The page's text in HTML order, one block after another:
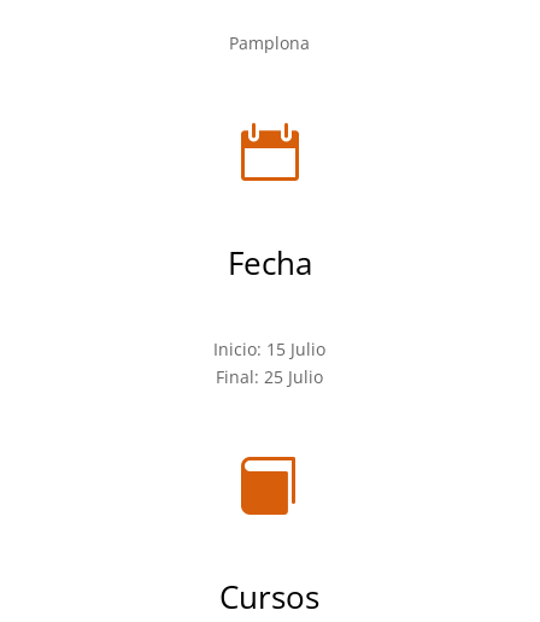
Pamplona

Fecha
Inicio: 15 Julio
Final: 25 Julio

Cursos